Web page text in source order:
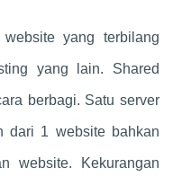
yang terbilang
yang lain. Shared
berbagi. Satu server
dari 1 website bahkan
website. Kekurangan